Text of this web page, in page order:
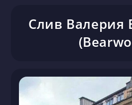
Слив Валерия